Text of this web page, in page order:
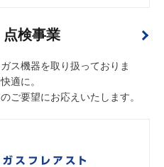
点検事業
ス機器を取り扱っておりま
適に。
ご要望にお応えいたします。